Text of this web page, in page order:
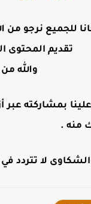
للجميع نرجو
تقديم المحتوى
والله
بمشاركته عبر
منه .
لا تتردد في